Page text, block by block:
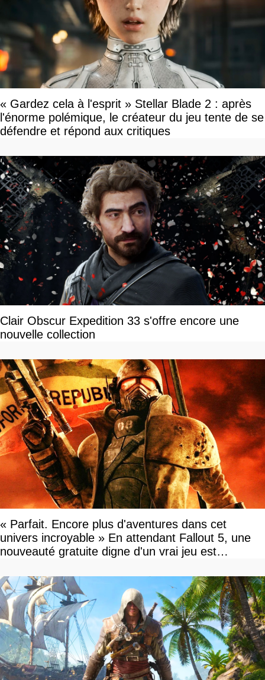
« Gardez cela à l'esprit » Stellar Blade 2 : après
l'énorme polémique, le créateur du jeu tente de se
défendre et répond aux critiques
Clair Obscur Expedition 33 s'offre encore une
nouvelle collection
« Parfait. Encore plus d'aventures dans cet
univers incroyable » En attendant Fallout 5, une
nouveauté gratuite digne d'un vrai jeu est